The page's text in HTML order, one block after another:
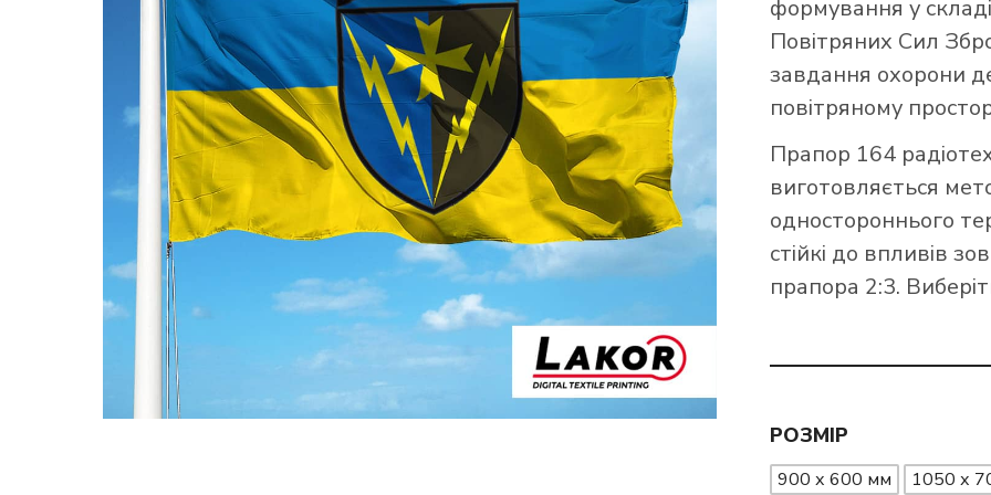
ПРАПОРИ ССО ЗСУ
ПРАПОРИ ІНТЕРНАЦІОНАЛЬНИХ ЛЕГІОНІВ ЗСУ
ПРАПОРИ ДПСУ
ПРАПОРИ МВС ТА НГ УКРАЇНИ
ПРАПОРИ ВИДІВ І СИЛ ЗСУ
ПРАПОРИ КРАЇН СВІТУ
ПРАПОРИ КРАЇН АФРИКИ
ПРАПОРИ МІСТ ТА СІЛ
УКРАЇНИ
ПРАПОРИ МИКОЛАЇВСЬКОЇ ОБЛАСТІ
ПРАПОРИ ПОЛТАВСЬКОЇ ОБЛАСТІ
ПРАПОРИ СУМСЬКОЇ ОБЛАСТІ
ПРАПОРИ ХАРКІВСЬКОЇ ОБЛАСТІ
ПРАПОРИ ХМЕЛЬНИЦЬКОЇ ОБЛАСТІ
ПРАПОРИ ЧЕРНІВЕЦЬКОЇ ОБЛАСТІ
ІСТОРИЧНІ ПРАПОРИ
ПІРАТСЬКІ ПРАПОРИ
АКСЕСУАРИ ТА ФУРНІТУРА
СУВЕНІРИ
формування у
Повітряних Сил
завдання охорони
повітряному
Прапор 164
виготовляється
одностороннього
стійкі до впливів
прапора 2:3.
РОЗМІР
900 х 600 мм 1050 х